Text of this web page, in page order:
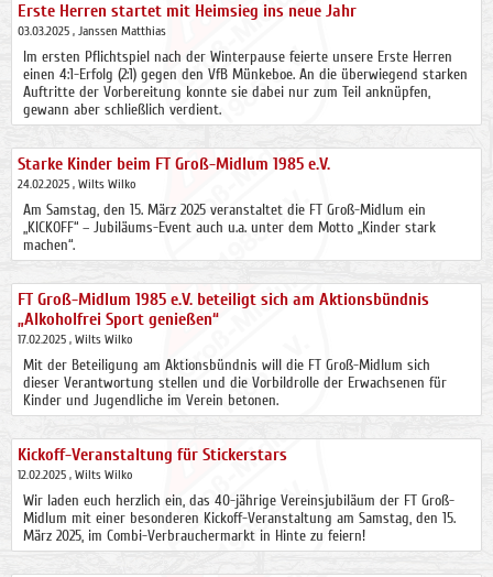
Erste Herren startet mit Heimsieg ins neue Jahr
03.03.2025 , Janssen Matthias
Im ersten Pflichtspiel nach der Winterpause feierte unsere Erste Herren
einen 4:1-Erfolg (2:1) gegen den VfB Münkeboe. An die überwiegend starken
Auftritte der Vorbereitung konnte sie dabei nur zum Teil anknüpfen,
gewann aber schließlich verdient.
Starke Kinder beim FT Groß-Midlum 1985 e.V.
24.02.2025 , Wilts Wilko
Am Samstag, den 15. März 2025 veranstaltet die FT Groß-Midlum ein
„KICKOFF“ – Jubiläums-Event auch u.a. unter dem Motto „Kinder stark
machen“.
FT Groß-Midlum 1985 e.V. beteiligt sich am Aktionsbündnis
„Alkoholfrei Sport genießen“
17.02.2025 , Wilts Wilko
Mit der Beteiligung am Aktionsbündnis will die FT Groß-Midlum sich
dieser Verantwortung stellen und die Vorbildrolle der Erwachsenen für
Kinder und Jugendliche im Verein betonen.
Kickoff-Veranstaltung für Stickerstars
12.02.2025 , Wilts Wilko
Wir laden euch herzlich ein, das 40-jährige Vereinsjubiläum der FT Groß-
Midlum mit einer besonderen Kickoff-Veranstaltung am Samstag, den 15.
März 2025, im Combi-Verbrauchermarkt in Hinte zu feiern!